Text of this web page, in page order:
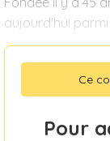
aujourd'hui
Ce
Pour